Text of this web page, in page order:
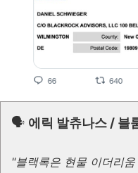
🗣 에릭 발츄나스 / 블
"블랙록은 현물 이더리